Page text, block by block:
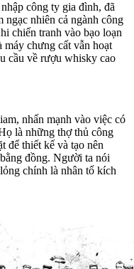
công ty gia đình, đã
nhiên cả ngành công
chiến tranh vào bạo loạn
chưng cất vẫn hoạt
cầu về rượu whisky cao
nhấn mạnh vào việc có
là những thợ thủ công
để thiết kế và tạo nên
đồng. Người ta nói
chính là nhân tố kích